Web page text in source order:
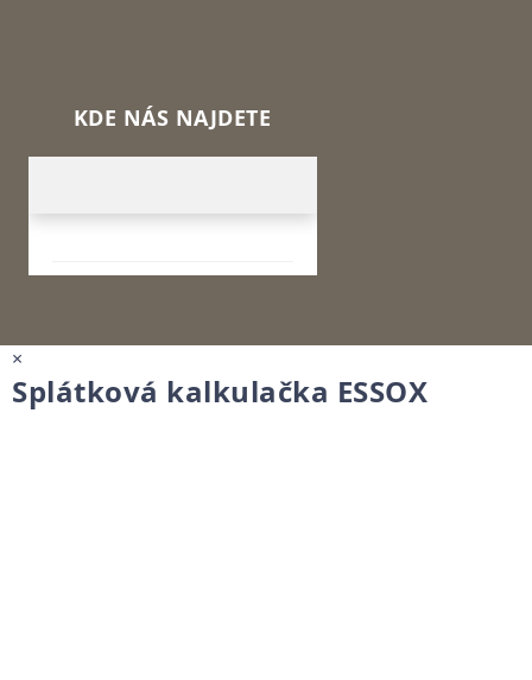
KDE NÁS NAJDETE
×
Splátková kalkulačka ESSOX